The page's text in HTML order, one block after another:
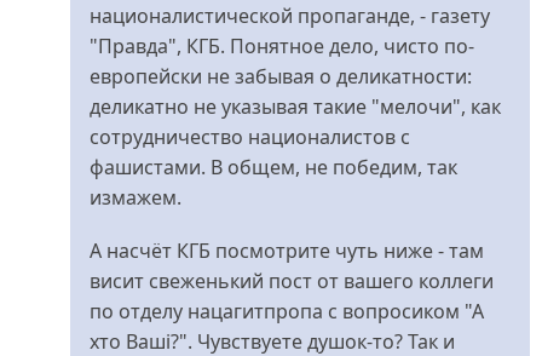
националистической пропаганде, - газету
"Правда", КГБ. Понятное дело, чисто по-
европейски не забывая о деликатности:
деликатно не указывая такие "мелочи", как
сотрудничество националистов с
фашистами. В общем, не победим, так
измажем.
А насчёт КГБ посмотрите чуть ниже - там
висит свеженький пост от вашего коллеги
по отделу нацагитпропа с вопросиком "А
хто Ваші?". Чувствуете душок-то? Так и